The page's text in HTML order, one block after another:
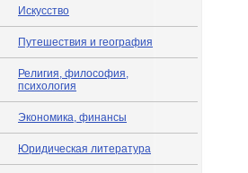
Искусство
Путешествия и география
Религия, философия,
психология
Экономика, финансы
Юридическая литература